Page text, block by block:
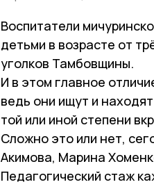
Воспитатели
детьми в возрасте от
уголков Тамбовщины.
И в этом главное
ведь они ищут и
той или иной степени
Сложно это или нет,
Акимова, Марина
Педагогический стаж